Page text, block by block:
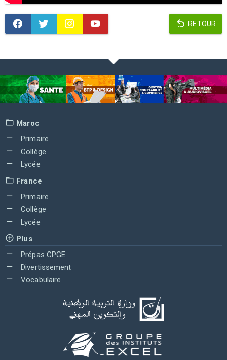
RETOUR
Maroc
Primaire
Collège
Lycée
France
Primaire
Collège
Lycée
Plus
Prépas CPGE
Divertissement
Vocabulaire